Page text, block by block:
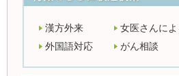
漢方外来 女医さんに
外国語対応
がん相談